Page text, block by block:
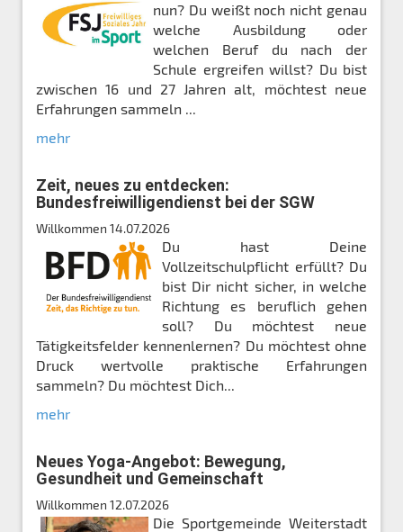
nun? Du weißt noch nicht genau
welche Ausbildung oder
welchen Beruf du nach der
Schule ergreifen willst? Du bist
zwischen 16 und 27 Jahren alt, möchtest neue
Erfahrungen sammeln ...
mehr
Zeit, neues zu entdecken:
Bundesfreiwilligendienst bei der SGW
Willkommen 14.07.2026
Du hast Deine
Vollzeitschulpflicht erfüllt? Du
bist Dir nicht sicher, in welche
Richtung es beruflich gehen
soll? Du möchtest neue
Tätigkeitsfelder kennenlernen? Du möchtest ohne
Druck wertvolle praktische Erfahrungen
sammeln? Du möchtest Dich...
mehr
Neues Yoga-Angebot: Bewegung,
Gesundheit und Gemeinschaft
Willkommen 12.07.2026
Die Sportgemeinde Weiterstadt